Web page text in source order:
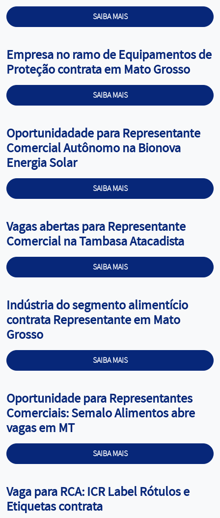
SAIBA MAIS
Cargo:
Empresa no ramo de Equipamentos de
Proteção contrata em Mato Grosso
SAIBA MAIS
Cargo:
Oportunidadade para Representante
Comercial Autônomo na Bionova
Energia Solar
SAIBA MAIS
Cargo:
Vagas abertas para Representante
Comercial na Tambasa Atacadista
SAIBA MAIS
Cargo:
Indústria do segmento alimentício
contrata Representante em Mato
Grosso
SAIBA MAIS
Cargo:
Oportunidade para Representantes
Comerciais: Semalo Alimentos abre
vagas em MT
SAIBA MAIS
Cargo:
Vaga para RCA: ICR Label Rótulos e
Etiquetas contrata